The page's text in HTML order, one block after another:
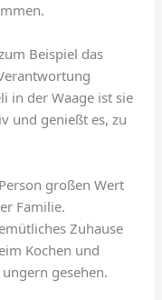
Beispiel das
in der Waage ist sie
und genießt es, zu
großen Wert
Familie.
Zuhause
Kochen und
gesehen.